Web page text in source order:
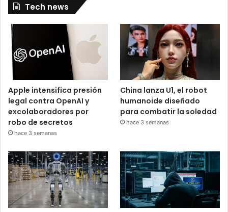
Tech news
Apple intensifica presión
legal contra OpenAI y
excolaboradores por
robo de secretos
hace 3 semanas
China lanza U1, el robot
humanoide diseñado
para combatir la soledad
hace 3 semanas